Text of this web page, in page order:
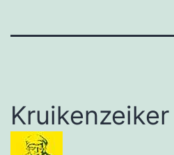
Kruikenzeiker